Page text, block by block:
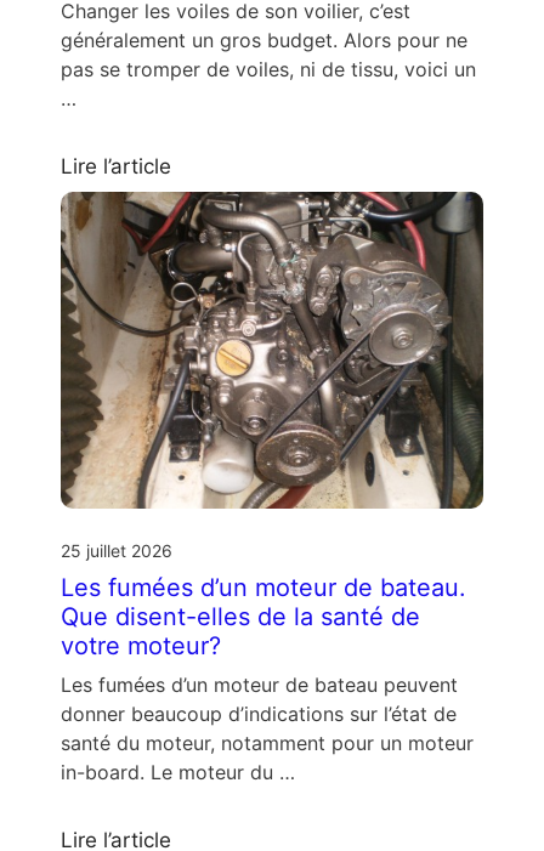
Changer les voiles de son voilier, c’est
généralement un gros budget. Alors pour ne
pas se tromper de voiles, ni de tissu, voici un
…
Lire l’article
25 juillet 2026
Les fumées d’un moteur de bateau.
Que disent-elles de la santé de
votre moteur?
Les fumées d’un moteur de bateau peuvent
donner beaucoup d’indications sur l’état de
santé du moteur, notamment pour un moteur
in-board. Le moteur du …
Lire l’article